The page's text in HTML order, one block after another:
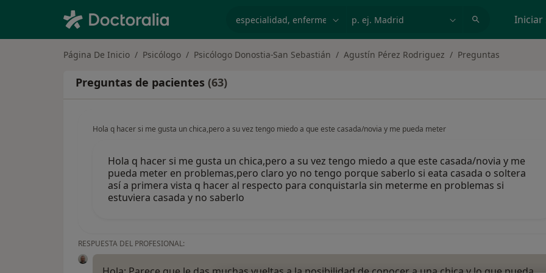
Iniciar
Página De Inicio Psicólogo Psicólogo Donostia-San Sebastián Agustín Pérez Rodriguez Preguntas
Preguntas de pacientes (63)
Hola q hacer si me gusta un chica,pero a su vez tengo miedo a que este casada/novia y me pueda meter
Hola q hacer si me gusta un chica,pero a su vez tengo miedo a que este casada/novia y me
pueda meter en problemas,pero claro yo no tengo porque saberlo si eata casada o soltera
así a primera vista q hacer al respecto para conquistarla sin meterme en problemas si
estuviera casada y no saberlo
RESPUESTA DEL PROFESIONAL: